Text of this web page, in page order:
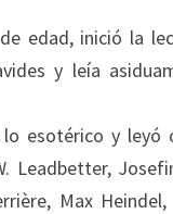
edad, inició la
y leía
esotérico y leyó
Leadbetter,
Max